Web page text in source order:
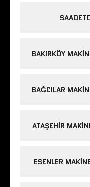
BAKIRKÖY
BAĞCILAR
ATAŞEHIR
ESENLER